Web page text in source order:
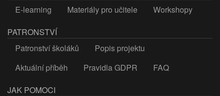
E-learning
Materiály pro učitele
Workshopy
PATRONSTVÍ
Patronství školáků
Popis projektu
Aktuální příběh
Pravidla GDPR
FAQ
JAK POMOCI